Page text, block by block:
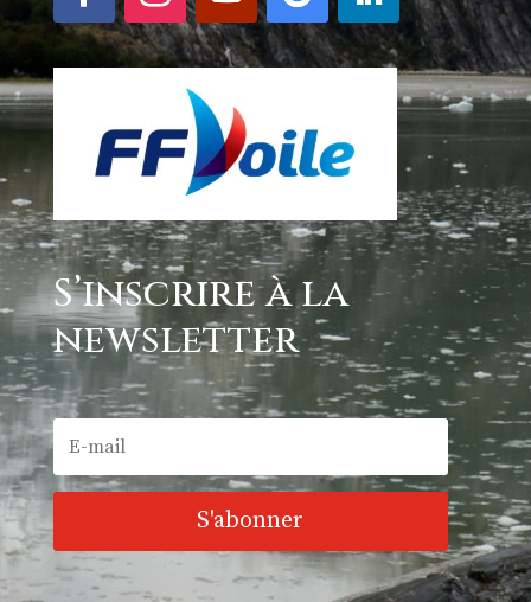
S’inscrire à la
newsletter
S'abonner